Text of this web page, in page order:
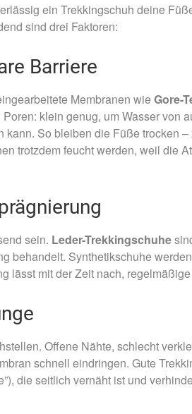
ein Trekkingschuh deine
sind drei Faktoren:
Barriere
Membranen wie Gore-
klein genug, um Wasser von
So bleiben die Füße trocken
trotzdem feucht werden, weil die
sein. Leder-Trekkingschuhe
behandelt. Synthetikschuhe
lässt mit der Zeit nach,
Offene Nähte, schlecht
schnell eindringen. Gute
die seitlich vernäht ist und